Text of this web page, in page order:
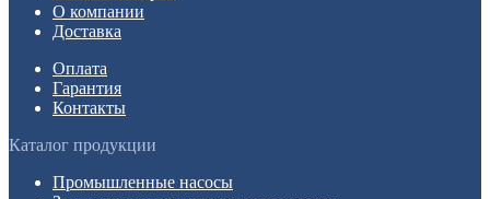
О компании
Доставка
Оплата
Гарантия
Контакты
Каталог продукции
Промышленные насосы